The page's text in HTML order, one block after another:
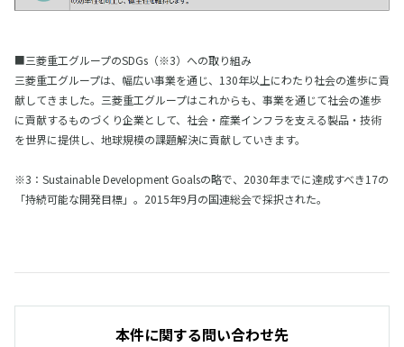
■三菱重工グループのSDGs（※3）への取り組み
三菱重工グループは、幅広い事業を通じ、130年以上にわたり社会の進歩に貢
献してきました。三菱重工グループはこれからも、事業を通じて社会の進歩
に貢献するものづくり企業として、社会・産業インフラを支える製品・技術
を世界に提供し、地球規模の課題解決に貢献していきます。
※3：Sustainable Development Goalsの略で、2030年までに達成すべき17の
「持続可能な開発目標」。2015年9月の国連総会で採択された。
本件に関する問い合わせ先